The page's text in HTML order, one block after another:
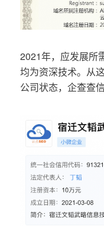
2021年，应发展所
均为资深技术。从
公司状态，企查查信